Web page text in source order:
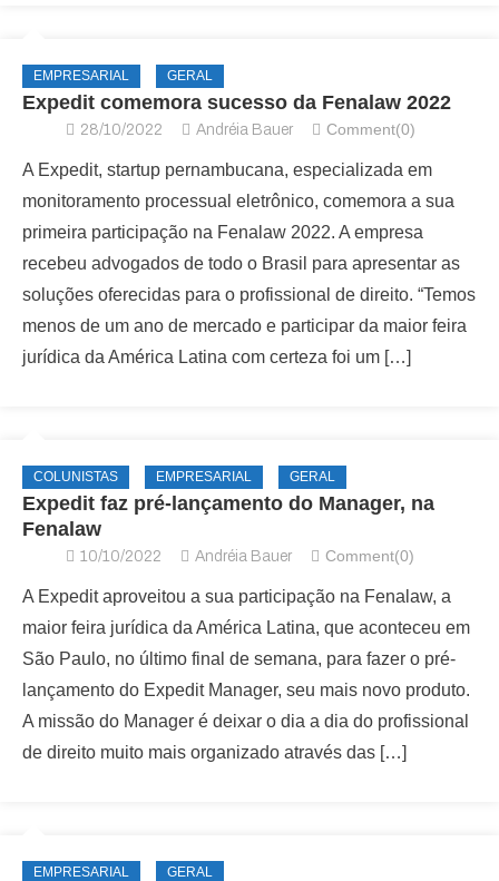
EMPRESARIAL GERAL
Expedit comemora sucesso da Fenalaw 2022
28/10/2022 Andréia Bauer Comment(0)
A Expedit, startup pernambucana, especializada em
monitoramento processual eletrônico, comemora a sua
primeira participação na Fenalaw 2022. A empresa
recebeu advogados de todo o Brasil para apresentar as
soluções oferecidas para o profissional de direito. “Temos
menos de um ano de mercado e participar da maior feira
jurídica da América Latina com certeza foi um […]
COLUNISTAS EMPRESARIAL GERAL
Expedit faz pré-lançamento do Manager, na
Fenalaw
10/10/2022 Andréia Bauer Comment(0)
A Expedit aproveitou a sua participação na Fenalaw, a
maior feira jurídica da América Latina, que aconteceu em
São Paulo, no último final de semana, para fazer o pré-
lançamento do Expedit Manager, seu mais novo produto.
A missão do Manager é deixar o dia a dia do profissional
de direito muito mais organizado através das […]
EMPRESARIAL GERAL